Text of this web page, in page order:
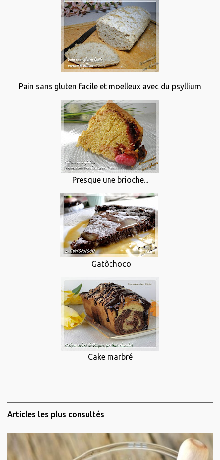
Pain sans gluten facile et moelleux avec du psyllium
Presque une brioche...
Gatôchoco
Cake marbré
Articles les plus consultés